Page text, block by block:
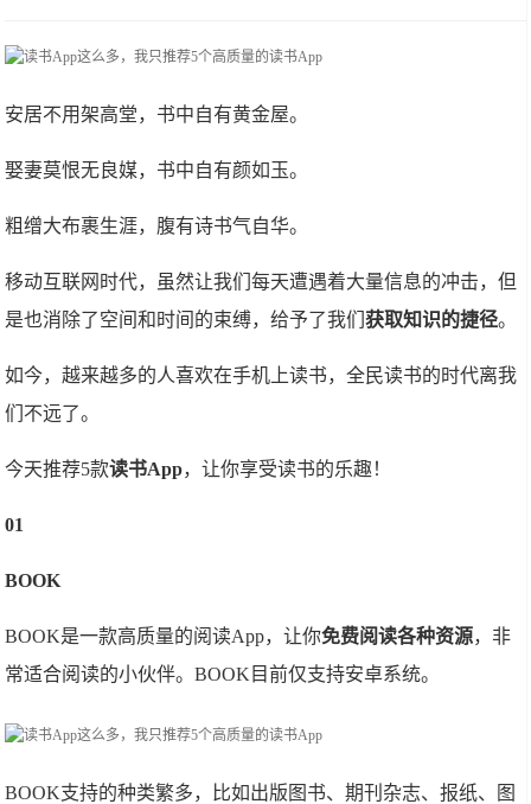
安居不用架高堂，书中自有黄金屋。
娶妻莫恨无良媒，书中自有颜如玉。
粗缯大布裹生涯，腹有诗书气自华。
移动互联网时代，虽然让我们每天遭遇着大量信息的冲击，但
是也消除了空间和时间的束缚，给予了我们获取知识的捷径。
如今，越来越多的人喜欢在手机上读书，全民读书的时代离我
们不远了。
今天推荐5款读书App，让你享受读书的乐趣！
01
BOOK
BOOK是一款高质量的阅读App，让你免费阅读各种资源，非
常适合阅读的小伙伴。BOOK目前仅支持安卓系统。
BOOK支持的种类繁多，比如出版图书、期刊杂志、报纸、图